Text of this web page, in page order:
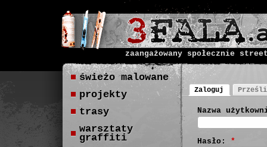
zaangażowany społecznie
Zaloguj
Nazwa
Hasło: *
świeżo malowane
projekty
trasy
warsztaty
graffiti